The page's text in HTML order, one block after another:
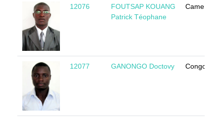
12076
FOUTSAP KOUANG
Patrick Téophane
Cameroun
12077 GANONGO Doctovy Congo